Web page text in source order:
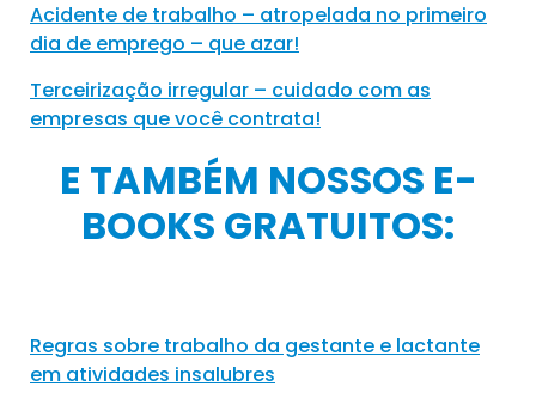
Acidente de trabalho – atropelada no primeiro
dia de emprego – que azar!
Terceirização irregular – cuidado com as
empresas que você contrata!
E TAMBÉM NOSSOS E-
BOOKS GRATUITOS:
Regras sobre trabalho da gestante e lactante
em atividades insalubres